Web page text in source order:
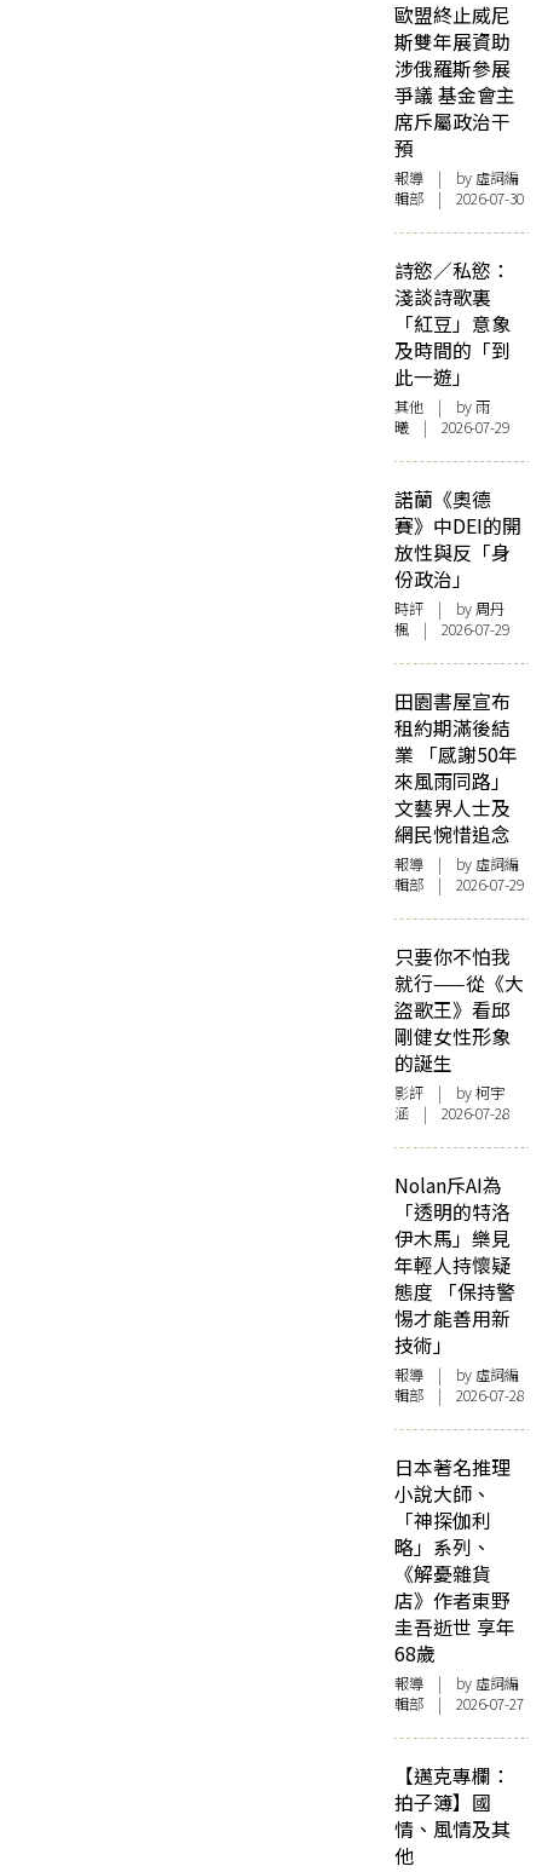
歐盟終止威尼
斯雙年展資助
涉俄羅斯參展
爭議 基金會主
席斥屬政治干
預
報導 | by 虛詞編
輯部 | 2026-07-30
詩慾／私慾：
淺談詩歌裏
「紅豆」意象
及時間的「到
此一遊」
其他 | by 雨
曦 | 2026-07-29
諾蘭《奧德
賽》中DEI的開
放性與反「身
份政治」
時評 | by周丹
楓 | 2026-07-29
田園書屋宣布
租約期滿後結
業 「感謝50年
來風雨同路」
文藝界人士及
網民惋惜追念
報導 | by 虛詞編
輯部 | 2026-07-29
只要你不怕我
就行——從《大
盜歌王》看邱
剛健女性形象
的誕生
影評 | by 柯宇
涵 | 2026-07-28
Nolan斥AI為
「透明的特洛
伊木馬」樂見
年輕人持懷疑
態度 「保持警
惕才能善用新
技術」
報導 | by 虛詞編
輯部 | 2026-07-28
日本著名推理
小說大師、
「神探伽利
略」系列、
《解憂雜貨
店》作者東野
圭吾逝世 享年
68歲
報導 | by 虛詞編
輯部 | 2026-07-27
【邁克專欄：
拍子簿】國
情、風情及其
他